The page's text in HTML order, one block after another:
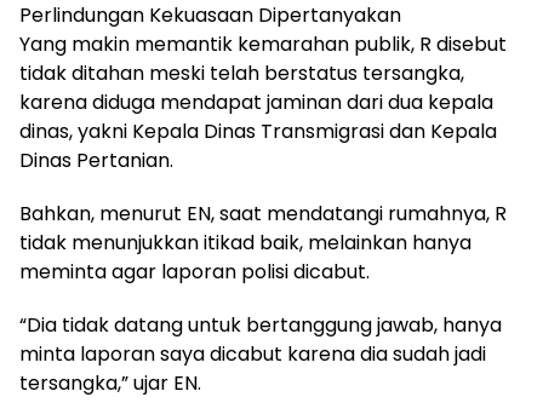
Perlindungan Kekuasaan Dipertanyakan
Yang makin memantik kemarahan publik, R disebut
tidak ditahan meski telah berstatus tersangka,
karena diduga mendapat jaminan dari dua kepala
dinas, yakni Kepala Dinas Transmigrasi dan Kepala
Dinas Pertanian.
Bahkan, menurut EN, saat mendatangi rumahnya, R
tidak menunjukkan itikad baik, melainkan hanya
meminta agar laporan polisi dicabut.
“Dia tidak datang untuk bertanggung jawab, hanya
minta laporan saya dicabut karena dia sudah jadi
tersangka,” ujar EN.